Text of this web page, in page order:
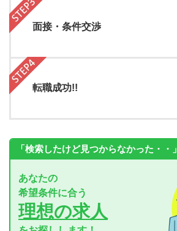
面接・条件交渉
転職成功!!
「検索したけど見つからなかった・・」
あなたの
希望条件に合う
理想の求人